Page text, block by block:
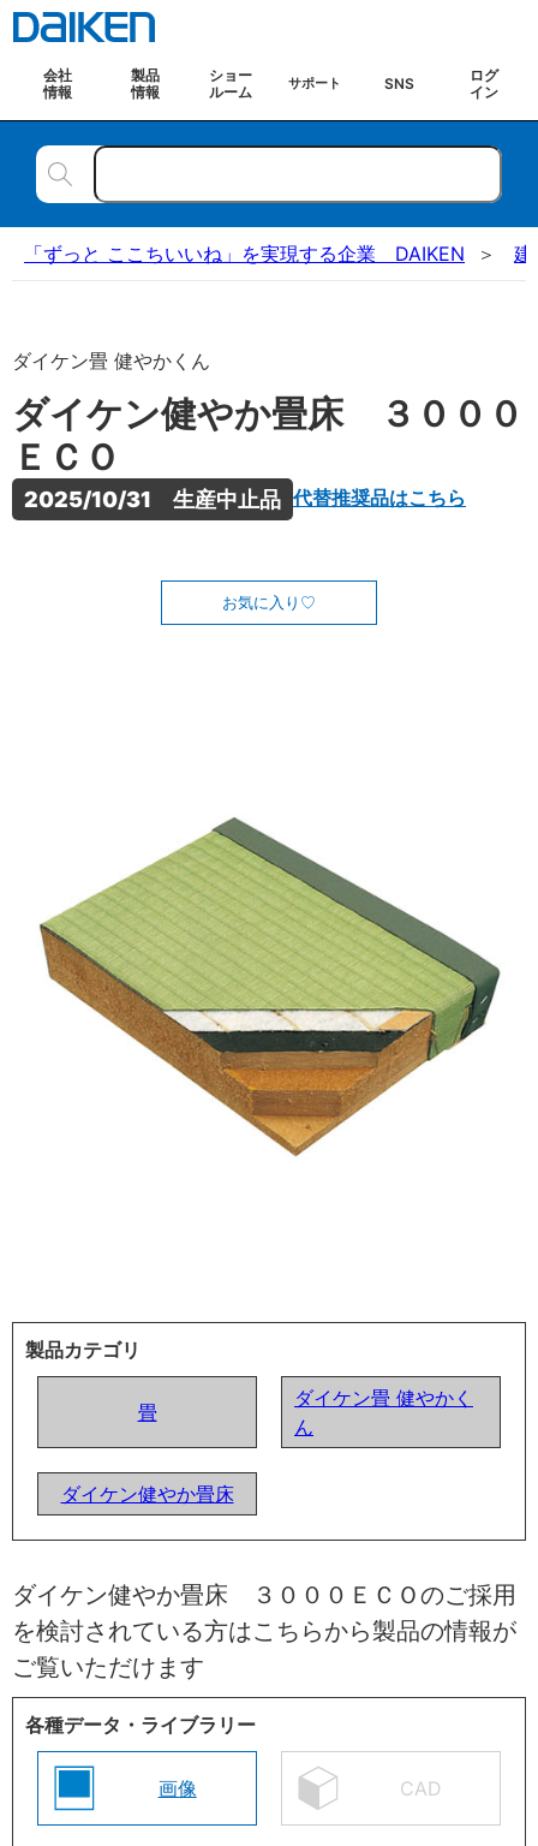
会社
情報
製品
情報
ショー
ルーム
サポート SNS
ログ
イン
「ずっと ここちいいね」を実現する企業 DAIKEN 建
ダイケン畳 健やかくん
ダイケン健やか畳床 ３０００
ＥＣＯ
2025/10/31　生産中止品 代替推奨品はこちら
お気に入り
製品カテゴリ
畳
ダイケン畳 健やかく
ん
ダイケン健やか畳床
ダイケン健やか畳床 ３０００ＥＣＯのご採用
を検討されている方はこちらから製品の情報が
ご覧いただけます
各種データ・ライブラリー
画像 CAD